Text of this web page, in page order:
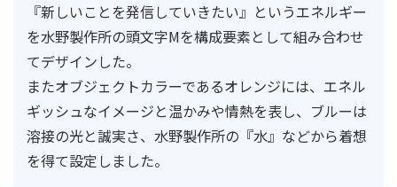
『新しいことを発信していきたい』というエネルギー
を水野製作所の頭文字Mを構成要素として組み合わせ
てデザインした。
またオブジェクトカラーであるオレンジには、エネル
ギッシュなイメージと温かみや情熱を表し、ブルーは
溶接の光と誠実さ、水野製作所の『水』などから着想
を得て設定しました。